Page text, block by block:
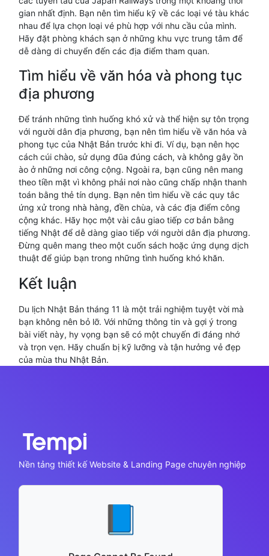
gian nhất định. Bạn nên tìm hiểu kỹ về các loại vé tàu khác
nhau để lựa chọn loại vé phù hợp với nhu cầu của mình.
Hãy đặt phòng khách sạn ở những khu vực trung tâm để
dễ dàng di chuyển đến các địa điểm tham quan.
Tìm hiểu về văn hóa và phong tục
địa phương
Để tránh những tình huống khó xử và thể hiện sự tôn trọng
với người dân địa phương, bạn nên tìm hiểu về văn hóa và
phong tục của Nhật Bản trước khi đi. Ví dụ, bạn nên học
cách cúi chào, sử dụng đũa đúng cách, và không gây ồn
ào ở những nơi công cộng. Ngoài ra, bạn cũng nên mang
theo tiền mặt vì không phải nơi nào cũng chấp nhận thanh
toán bằng thẻ tín dụng. Bạn nên tìm hiểu về các quy tắc
ứng xử trong nhà hàng, đền chùa, và các địa điểm công
cộng khác. Hãy học một vài câu giao tiếp cơ bản bằng
tiếng Nhật để dễ dàng giao tiếp với người dân địa phương.
Đừng quên mang theo một cuốn sách hoặc ứng dụng dịch
thuật để giúp bạn trong những tình huống khó khăn.
Kết luận
Du lịch Nhật Bản tháng 11 là một trải nghiệm tuyệt vời mà
bạn không nên bỏ lỡ. Với những thông tin và gợi ý trong
bài viết này, hy vọng bạn sẽ có một chuyến đi đáng nhớ
và trọn vẹn. Hãy chuẩn bị kỹ lưỡng và tận hưởng vẻ đẹp
của mùa thu Nhật Bản.
Nền tảng thiết kế Website & Landing Page chuyên nghiệp
📘